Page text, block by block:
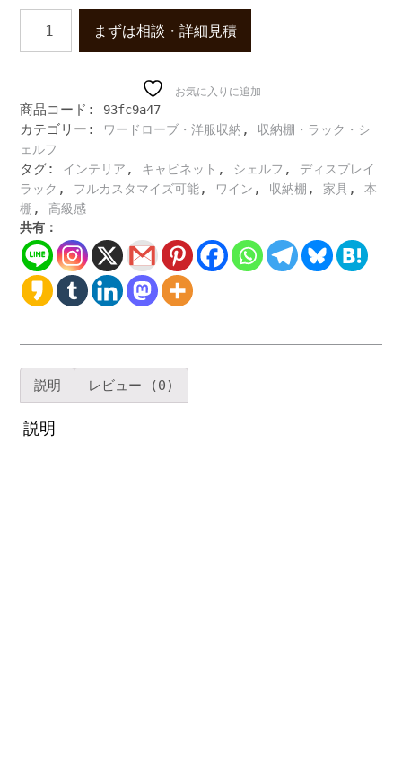
モ
な
シ
ェ
ル
フ
収
納
棚
引
き
出
棚
ダ
まずは相談・詳細見積
お気に入りに追加
商品コード: 93fc9a47
カテゴリー: ワードローブ・洋服収納 ,
収納棚・ラック・シ
ェルフ
タグ: インテリア , キャビネット , シェルフ ,
ディスプレイ
ラック , フルカスタマイズ可能, ワイン , 収納棚 , 家具, 本
棚 ,
高級感
共有：
説明 レビュー (0)
説明